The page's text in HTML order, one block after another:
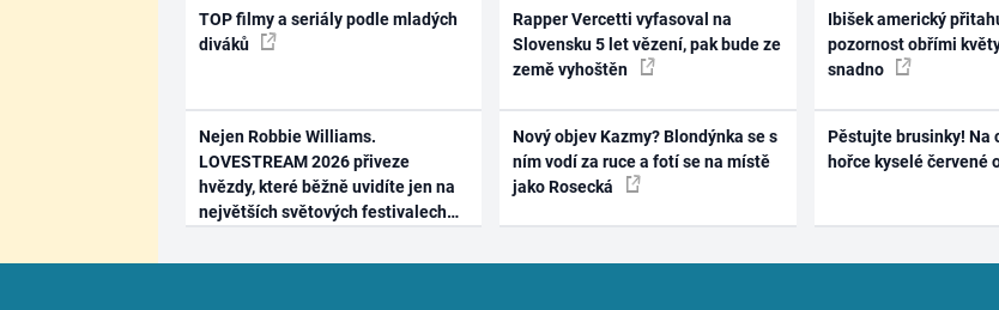
TOP filmy a seriály podle mladých
diváků
Nejen Robbie Williams.
LOVESTREAM 2026 přiveze
hvězdy, které běžně uvidíte jen na
největších světových festivalech
Rapper Vercetti vyfasoval na
Slovensku 5 let vězení, pak bude ze
země vyhoštěn
Nový objev Kazmy? Blondýnka se s
ním vodí za ruce a fotí se na místě
jako Rosecká
Ibišek americký
pozornost obřími
snadno
Pěstujte brusinky! Na
hořce kyselé červené